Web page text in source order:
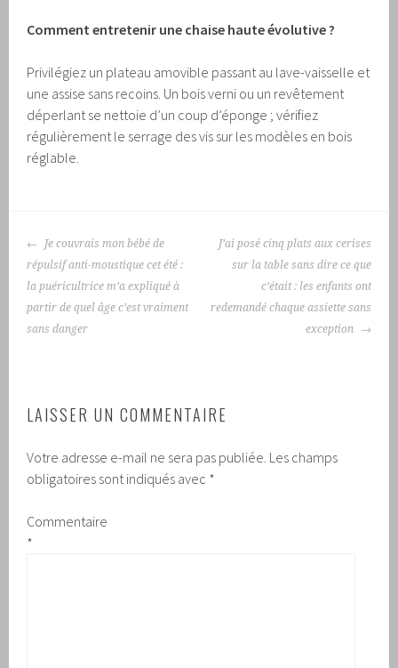
Comment entretenir une chaise haute évolutive ?
Privilégiez un plateau amovible passant au lave-vaisselle et
une assise sans recoins. Un bois verni ou un revêtement
déperlant se nettoie d’un coup d’éponge ; vérifiez
régulièrement le serrage des vis sur les modèles en bois
réglable.
NAVIGATION
DES
ARTICLES
Je couvrais mon bébé de
répulsif anti-moustique cet été :
la puéricultrice m’a expliqué à
partir de quel âge c’est vraiment
sans danger
J’ai posé cinq plats aux cerises
sur la table sans dire ce que
c’était : les enfants ont
redemandé chaque assiette sans
exception
LAISSER UN COMMENTAIRE
Votre adresse e-mail ne sera pas publiée. Les champs
obligatoires sont indiqués avec *
Commentaire
*